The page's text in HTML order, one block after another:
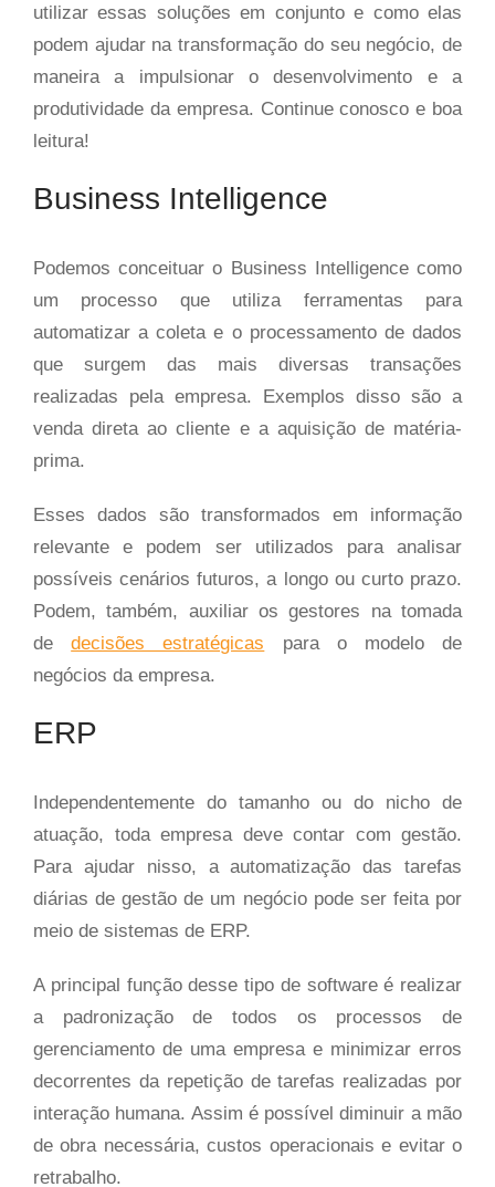
utilizar essas soluções em conjunto e como elas
podem ajudar na transformação do seu negócio, de
maneira a impulsionar o desenvolvimento e a
produtividade da empresa. Continue conosco e boa
leitura!
Business Intelligence
Podemos conceituar o Business Intelligence como
um processo que utiliza ferramentas para
automatizar a coleta e o processamento de dados
que surgem das mais diversas transações
realizadas pela empresa. Exemplos disso são a
venda direta ao cliente e a aquisição de matéria-
prima.
Esses dados são transformados em informação
relevante e podem ser utilizados para analisar
possíveis cenários futuros, a longo ou curto prazo.
Podem, também, auxiliar os gestores na tomada
dedecisões estratégicas para o modelo de
negócios da empresa.
ERP
Independentemente do tamanho ou do nicho de
atuação, toda empresa deve contar com gestão.
Para ajudar nisso, a automatização das tarefas
diárias de gestão de um negócio pode ser feita por
meio de sistemas de ERP.
A principal função desse tipo de software é realizar
a padronização de todos os processos de
gerenciamento de uma empresa e minimizar erros
decorrentes da repetição de tarefas realizadas por
interação humana. Assim é possível diminuir a mão
de obra necessária, custos operacionais e evitar o
retrabalho.